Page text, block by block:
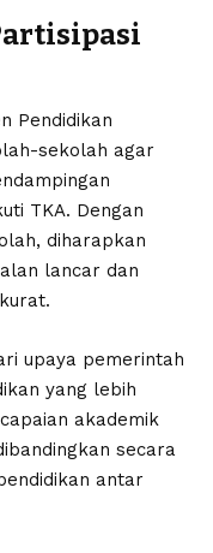
Pendidikan
sekolah agar
TKA. Dengan
diharapkan
lancar dan
upaya pemerintah
yang lebih
akademik
secara
antar